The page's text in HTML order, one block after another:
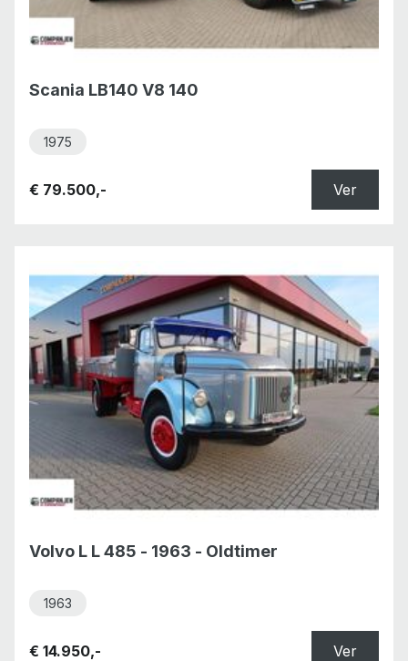
Scania LB140 V8 140
1975
€ 79.500,- Ver
Volvo L L 485 - 1963 - Oldtimer
1963
€ 14.950,- Ver